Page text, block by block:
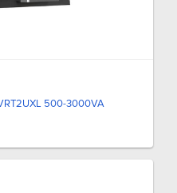
500-3000VA